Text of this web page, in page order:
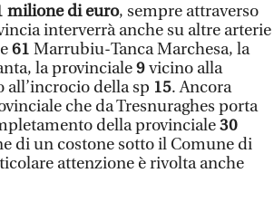
milione di euro, sempre attraverso
interverrà anche su altre arterie
61 Marrubiu-Tanca Marchesa, la
la provinciale9vicino alla
all’incrocio della sp 15. Ancora
che da Tresnuraghes porta
della provinciale30
di un costone sotto il Comune di
attenzione è rivolta anche